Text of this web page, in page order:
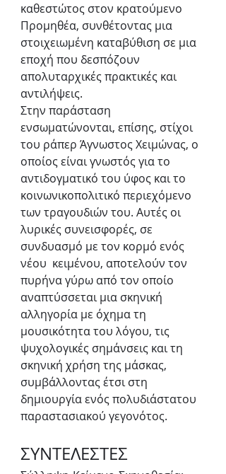
καθεστώτος στον κρατούμενο
Προμηθέα, συνθέτοντας μια
στοιχειωμένη καταβύθιση σε μια
εποχή που δεσπόζουν
απολυταρχικές πρακτικές και
αντιλήψεις.
Στην παράσταση
ενσωματώνονται, επίσης, στίχοι
του ράπερ Άγνωστος Χειμώνας, ο
οποίος είναι γνωστός για το
αντιδογματικό του ύφος και το
κοινωνικοπολιτικό περιεχόμενο
των τραγουδιών του. Αυτές οι
λυρικές συνεισφορές, σε
συνδυασμό με τον κορμό ενός
νέου  κειμένου, αποτελούν τον
πυρήνα γύρω από τον οποίο
αναπτύσσεται μια σκηνική
αλληγορία με όχημα τη
μουσικότητα του λόγου, τις
ψυχολογικές σημάνσεις και τη
σκηνική χρήση της μάσκας,
συμβάλλοντας έτσι στη
δημιουργία ενός πολυδιάστατου
παραστασιακού γεγονότος.
ΣΥΝΤΕΛΕΣΤΕΣ